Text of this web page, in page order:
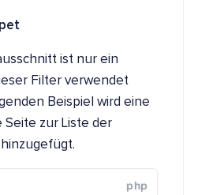
ist nur ein
Filter verwendet
Beispiel wird eine
Seite zur Liste der